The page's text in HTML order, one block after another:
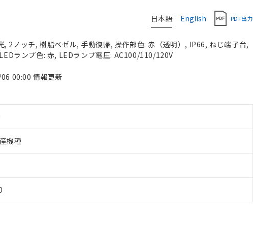
日本語 English PDF出力
2ノッチ, 樹脂ベゼル, 手動復帰, 操作部色: 赤（透明）, IP66, ねじ端子台,
ランプ色: 赤, LEDランプ電圧: AC100/110/120V
00:00 情報更新
機種